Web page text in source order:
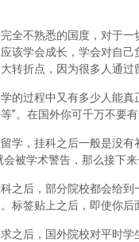
全不熟悉的国度，对于
该学会成长，学会对自
转折点，因为很多人通过
的过程中又有多少人能
”。在国外你可千万不要
学，挂科之后一般是没
会被学术警告，那么接下
之后，部分院校都会给
标签贴上之后，即使你后
之后，国外院校对平时